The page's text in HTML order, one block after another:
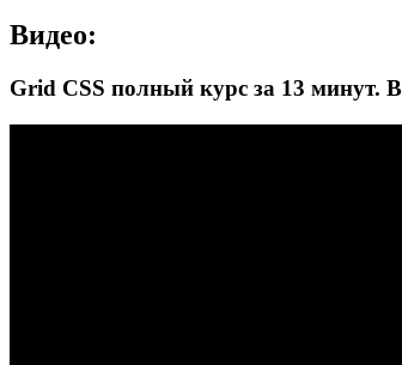
Видео:
Grid CSS полный курс за 13 минут.